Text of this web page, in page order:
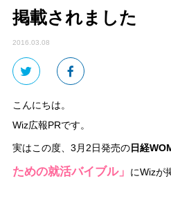
掲載されました
2016.03.08
こんにちは。
Wiz広報PRです。
実はこの度、3月2日発売の日経
ための就活バイブル」
にWizが